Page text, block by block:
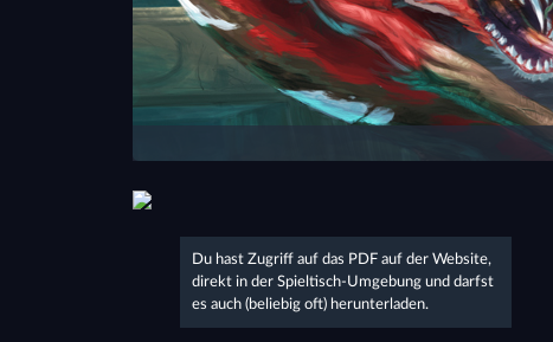
Du hast Zugriff auf das PDF auf der Website,
direkt in der Spieltisch-Umgebung und darfst
es auch (beliebig oft) herunterladen.